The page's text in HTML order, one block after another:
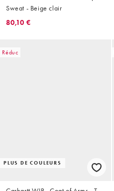
Sweat - Beige clair
80,10 €
Réduc
PLUS DE COULEURS